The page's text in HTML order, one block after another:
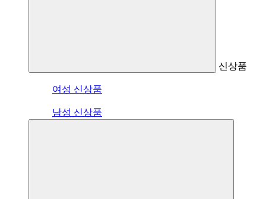
신상품
여성 신상품
남성 신상품